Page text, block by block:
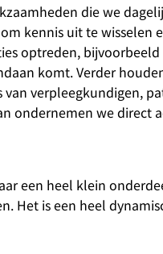
die we
kennis uit te wisselen
optreden,
komt. Verder
verpleegkundigen,
ondernemen we direct
een heel klein
Het is een heel